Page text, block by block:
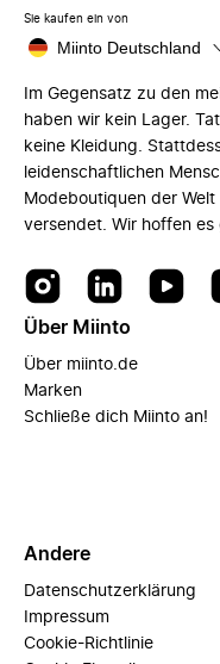
Sie kaufen ein von
Miinto Deutschland
Im Gegensatz zu den
haben wir kein Lager.
keine Kleidung.
leidenschaftlichen
Modeboutiquen der
versendet. Wir hoffen es
Über Miinto
Über miinto.de
Marken
Schließe dich Miinto an!
Andere
Datenschutzerklärung
Impressum
Cookie-Richtlinie